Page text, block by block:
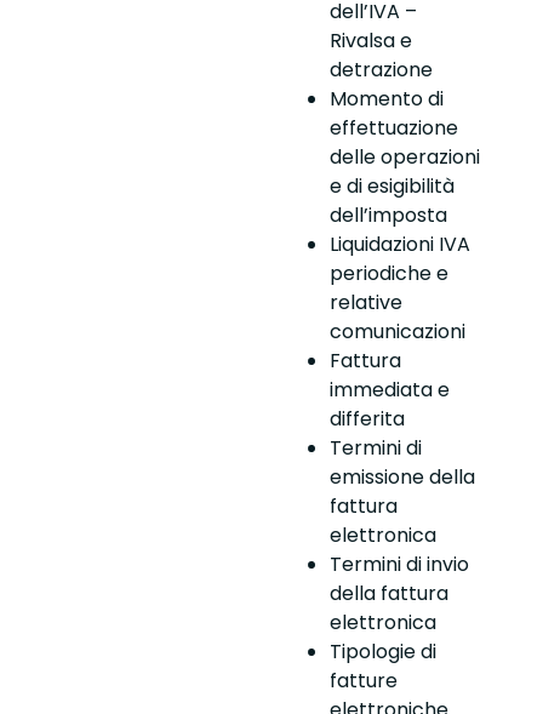
dell’IVA –
Rivalsa e
detrazione
Momento di
effettuazione
delle operazioni
e di esigibilità
dell’imposta
Liquidazioni IVA
periodiche e
relative
comunicazioni
Fattura
immediata e
differita
Termini di
emissione della
fattura
elettronica
Termini di invio
della fattura
elettronica
Tipologie di
fatture